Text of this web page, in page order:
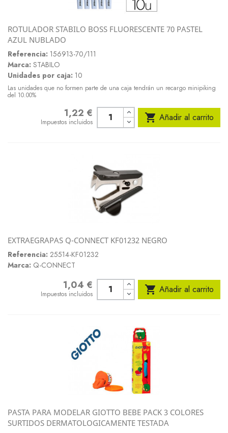
ROTULADOR STABILO BOSS FLUORESCENTE 70 PASTEL
AZUL NUBLADO
Referencia: 156913-70/111
Marca: STABILO
Unidades por caja: 10
Las unidades que no formen parte de una caja tendrán un recargo minipiking
del 10.00%
1,22 €
Impuestos incluidos  Añadir al carrito
EXTRAEGRAPAS Q-CONNECT KF01232 NEGRO
Referencia: 25514-KF01232
Marca: Q-CONNECT
1,04 €
Impuestos incluidos  Añadir al carrito
PASTA PARA MODELAR GIOTTO BEBE PACK 3 COLORES
SURTIDOS DERMATOLOGICAMENTE TESTADA